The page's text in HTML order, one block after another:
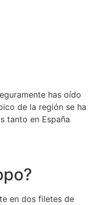
has oído
de la región se ha
tanto en España
en dos filetes de